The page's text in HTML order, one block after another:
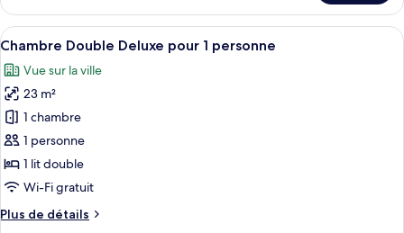
le
type
de
Chambre
Deluxe
Afficher
toutes
les
photos
pour
ce
type
de
chambre :
Chambre
Une chambre d’hôtel avec deux lits,
5
Chambre Double Deluxe pour 1 personne
Vue sur la ville
23 m²
1 chambre
1 personne
1 lit double
Wi-Fi gratuit
Plus de détails
Plus